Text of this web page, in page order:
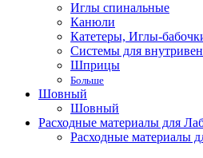
Иглы спинальные
Канюли
Катетеры, Иглы-
Системы для
Шприцы
Больше
Шовный
Шовный
Расходные материалы для
Расходные материалы